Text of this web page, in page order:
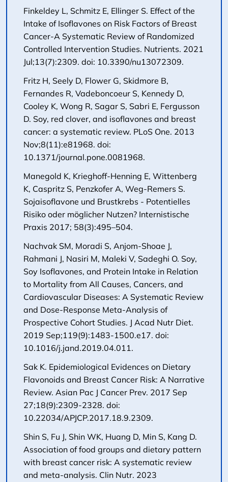
Finkeldey L, Schmitz E, Ellinger S. Effect of the
Intake of Isoflavones on Risk Factors of Breast
Cancer-A Systematic Review of Randomized
Controlled Intervention Studies. Nutrients. 2021
Jul;13(7):2309. doi: 10.3390/nu13072309.
Fritz H, Seely D, Flower G, Skidmore B,
Fernandes R, Vadeboncoeur S, Kennedy D,
Cooley K, Wong R, Sagar S, Sabri E, Fergusson
D. Soy, red clover, and isoflavones and breast
cancer: a systematic review. PLoS One. 2013
Nov;8(11):e81968. doi:
10.1371/journal.pone.0081968.
Manegold K, Krieghoff-Henning E, Wittenberg
K, Caspritz S, Penzkofer A, Weg-Remers S.
Sojaisoflavone und Brustkrebs - Potentielles
Risiko oder möglicher Nutzen? Internistische
Praxis 2017; 58(3):495–504.
Nachvak SM, Moradi S, Anjom-Shoae J,
Rahmani J, Nasiri M, Maleki V, Sadeghi O. Soy,
Soy Isoflavones, and Protein Intake in Relation
to Mortality from All Causes, Cancers, and
Cardiovascular Diseases: A Systematic Review
and Dose-Response Meta-Analysis of
Prospective Cohort Studies. J Acad Nutr Diet.
2019 Sep;119(9):1483-1500.e17. doi:
10.1016/j.jand.2019.04.011.
Sak K. Epidemiological Evidences on Dietary
Flavonoids and Breast Cancer Risk: A Narrative
Review. Asian Pac J Cancer Prev. 2017 Sep
27;18(9):2309-2328. doi:
10.22034/APJCP.2017.18.9.2309.
Shin S, Fu J, Shin WK, Huang D, Min S, Kang D.
Association of food groups and dietary pattern
with breast cancer risk: A systematic review
and meta-analysis. Clin Nutr. 2023